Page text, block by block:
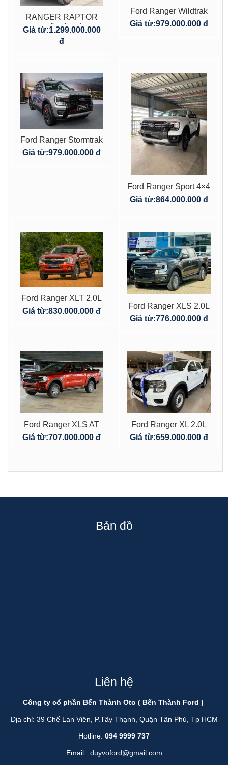
RANGER RAPTOR
THẾ HỆ MỚI
Giá từ:1.299.000.000
đ
Ford Ranger Wildtrak
4×4
Giá từ:979.000.000 đ
Ford Ranger Stormtrak
4×4
Giá từ:979.000.000 đ
Ford Ranger Sport 4×4
AT 2025
Giá từ:864.000.000 đ
Ford Ranger XLT 2.0L
4×4 AT
Giá từ:830.000.000 đ
Ford Ranger XLS 2.0L
4×4 AT
Giá từ:776.000.000 đ
Ford Ranger XLS AT
4×2
Giá từ:707.000.000 đ
Ford Ranger XL 2.0L
4×4 MT
Giá từ:659.000.000 đ
Bản đồ
Liên hệ
Công ty cổ phần Bến Thành Oto ( Bến Thành Ford )
Địa chỉ: 39 Chế Lan Viên, P.Tây Thạnh, Quận Tân Phú, Tp HCM
Hotline: 094 9999 737
Email: duyvoford@gmail.com